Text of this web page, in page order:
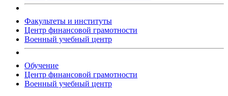
Факультеты и институты
Центр финансовой грамотности
Военный учебный центр
Обучение
Центр финансовой грамотности
Военный учебный центр